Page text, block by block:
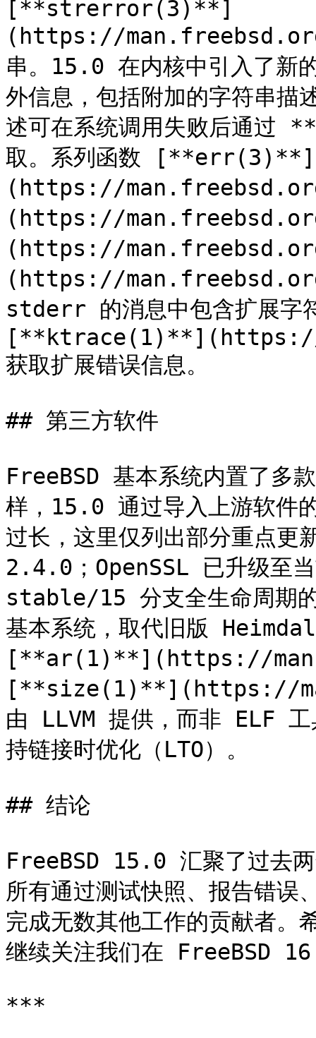
[**strerror(3)**]
(https://
串。15.0 在内核中引入了新
外信息，包括附加的字符串描
述可在系统调用失败后通
取。系列函数 [**err(3)**]
(https://
(https://
(https://
(https://
stderr 的消息中包含扩展字
获取扩展错误信息。
## 第三方软件
FreeBSD 基本系统内置了多
样，15.0 通过导入上游软件
过长，这里仅列出部分重点更
2.4.0；OpenSSL 已升级至
stable/15 分支全生命周期
基本系统，取代旧版
[**ar(1)**](https://
[**size(1)**](https://
由 LLVM 提供，而非 ELF 工
持链接时优化（LTO）。
## 结论
FreeBSD 15.0 汇聚了过去两
所有通过测试快照、报告错误
完成无数其他工作的贡献者
继续关注我们在 FreeBSD
***